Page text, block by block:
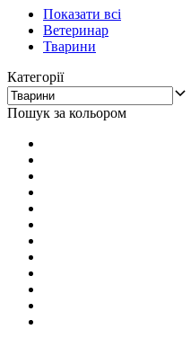
Показати всі
Ветеринар
Тварини
Категорії
Пошук за кольором